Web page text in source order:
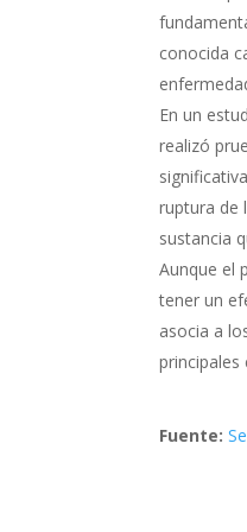
conocida
En un
realizó
ruptura de
sustancia
Aunque el
tener un
asocia a
principales
Fuente: